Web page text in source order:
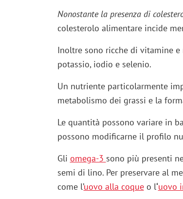
Nonostante la presenza di
colesterolo alimentare incide
Inoltre sono ricche di vitamine
potassio, iodio e selenio.
Un nutriente particolarmente
metabolismo dei grassi e la
Le quantità possono variare in
possono modificarne il profilo
Gli omega-3 sono più presenti
semi di lino. Per preservare al
come l’uovo alla coqueo l‘uovo